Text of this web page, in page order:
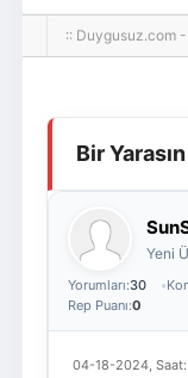
Giriş Yap
hoş geldin
:: Duygusuz.com
Bir Yarasın
Yeni
Yorumları:30
Rep Puanı:0
04-18-2024,